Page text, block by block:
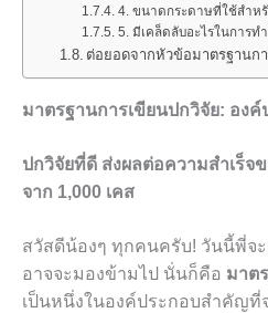
4. ขนาดกระดาษที่ใช้สำห
5. มีเคล็ดลับอะไรในการท
ต่อยอดจากหัวข้อมาตรฐานก
มาตรฐานการเขียนปกวิจัย: อง
ปกวิจัยที่ดี ส่งผลต่อความสำเร็จ
จาก 1,000 เคส
สวัสดีน้องๆ ทุกคนครับ! วันนี้พี่จ
อาจจะมองข้ามไป นั่นก็คือ มาต
เป็นหนึ่งในองค์ประกอบสำคัญที่